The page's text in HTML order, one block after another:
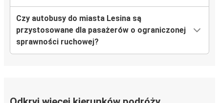
Czy autobusy do miasta Lesina są
przystosowane dla pasażerów o ograniczonej
sprawności ruchowej?